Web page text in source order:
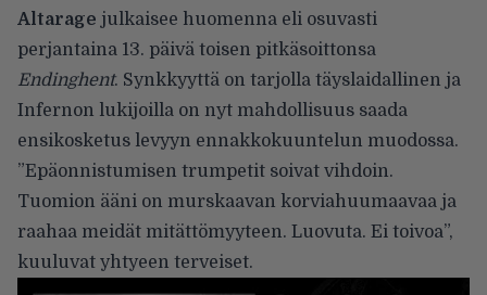
Altarage julkaisee huomenna eli osuvasti
perjantaina 13. päivä toisen pitkäsoittonsa
Endinghent. Synkkyyttä on tarjolla täyslaidallinen ja
Infernon lukijoilla on nyt mahdollisuus saada
ensikosketus levyyn ennakkokuuntelun muodossa.
”Epäonnistumisen trumpetit soivat vihdoin.
Tuomion ääni on murskaavan korviahuumaavaa ja
raahaa meidät mitättömyyteen. Luovuta. Ei toivoa”,
kuuluvat yhtyeen terveiset.